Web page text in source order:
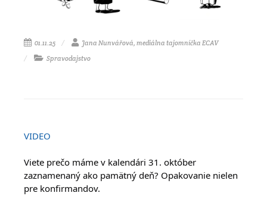
01.11.25
Jana Nunvářová, mediálna tajomníčka ECAV
Spravodajstvo
VIDEO
Viete prečo máme v kalendári 31. október
zaznamenaný ako pamätný deň? Opakovanie nielen
pre konfirmandov.